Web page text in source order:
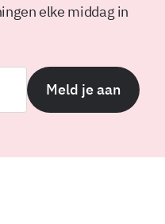
elke middag in
Meld je aan